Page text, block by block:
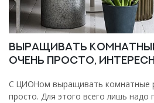
Выращивать
очень просто,
С ЦИОНом выращивать комнатные
просто. Для этого всего лишь надо